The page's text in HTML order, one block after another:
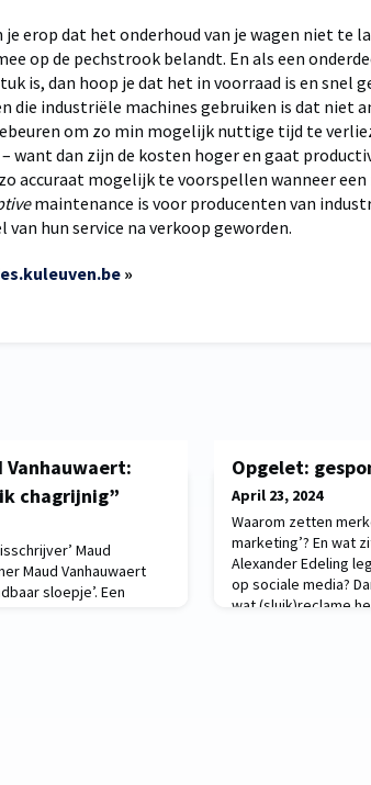
je erop dat het onderhoud van je wagen niet te
op de pechstrook belandt. En als een
is, dan hoop je dat het in voorraad is en snel
die industriële machines gebruiken is dat niet
om zo min mogelijk nuttige tijd te
want dan zijn de kosten hoger en gaat
accuraat mogelijk te voorspellen wanneer
maintenance is voor producenten van
hun service na verkoop geworden.
»
Vanhauwaert:
chagrijnig”
Maud
Maud Vanhauwaert
sloepje’. Een
Opgelet:
April 23, 2024
Waarom zetten
marketing’? En wat
Alexander Edeling
op sociale media?
wat (sluik)reclame